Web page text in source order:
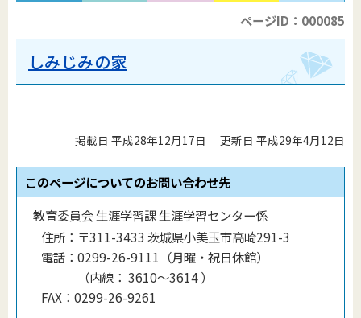
ページID：000085
しみじみの家
掲載日 平成28年12月17日 更新日 平成29年4月12日
このページについてのお問い合わせ先
教育委員会 生涯学習課 生涯学習センター係
住所： 〒311-3433 茨城県小美玉市高崎291-3
電話： 0299-26-9111（月曜・祝日休館）
（内線 ： 3610〜3614）
FAX： 0299-26-9261